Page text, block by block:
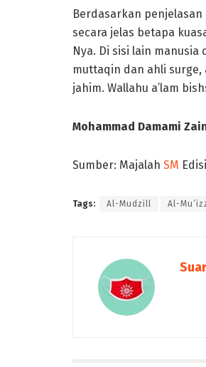
Berdasarkan
secara jelas betapa
Nya. Di sisi lain
muttaqin dan ahli
jahim. Wallahu a’lam
Mohammad Damami
Sumber: Majalah SM
Tags: Al-Mudzill Al-